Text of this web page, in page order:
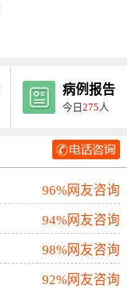
病例报告
今日275 人
96%网友咨询
94%网友咨询
98%网友咨询
92%网友咨询